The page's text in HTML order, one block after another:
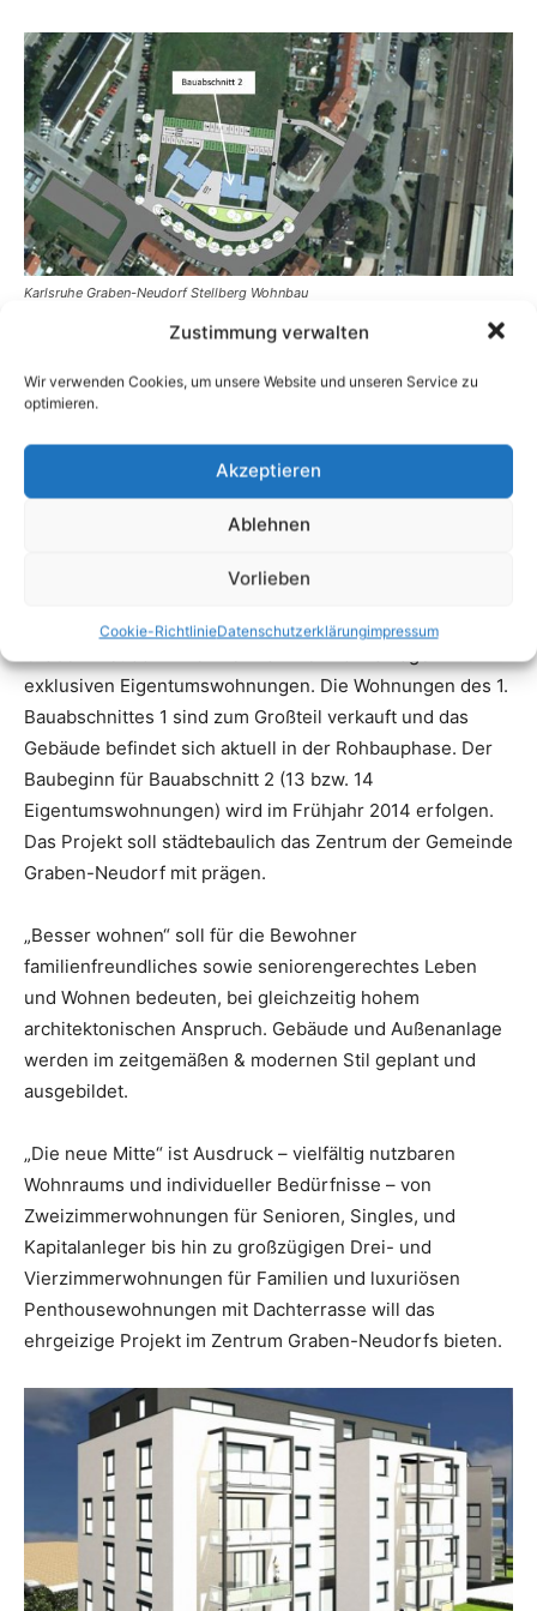
Zustimmung verwalten
Wir verwenden Cookies, um unsere Website und unseren Service zu
optimieren.
Akzeptieren
Ablehnen
Vorlieben
Cookie-RichtlinieDatenschutzerklärungimpressum